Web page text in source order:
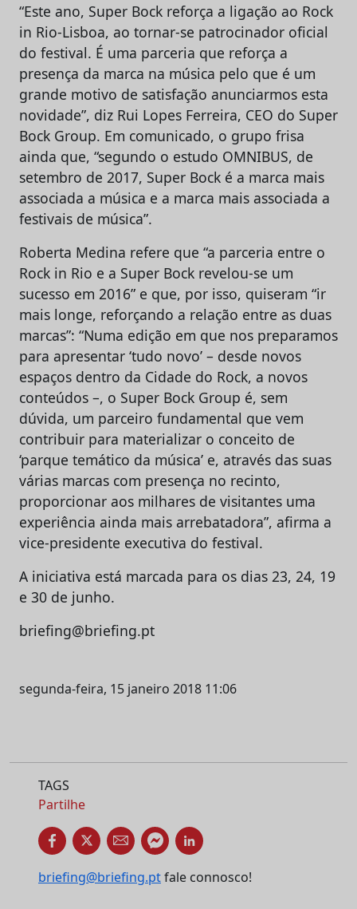
“Este ano, Super Bock reforça a ligação ao Rock
in Rio-Lisboa, ao tornar-se patrocinador oficial
do festival. É uma parceria que reforça a
presença da marca na música pelo que é um
grande motivo de satisfação anunciarmos esta
novidade”, diz Rui Lopes Ferreira, CEO do Super
Bock Group. Em comunicado, o grupo frisa
ainda que, “segundo o estudo OMNIBUS, de
setembro de 2017, Super Bock é a marca mais
associada a música e a marca mais associada a
festivais de música”.
Roberta Medina refere que “a parceria entre o
Rock in Rio e a Super Bock revelou-se um
sucesso em 2016” e que, por isso, quiseram “ir
mais longe, reforçando a relação entre as duas
marcas”: “Numa edição em que nos preparamos
para apresentar ‘tudo novo’ – desde novos
espaços dentro da Cidade do Rock, a novos
conteúdos –, o Super Bock Group é, sem
dúvida, um parceiro fundamental que vem
contribuir para materializar o conceito de
‘parque temático da música’ e, através das suas
várias marcas com presença no recinto,
proporcionar aos milhares de visitantes uma
experiência ainda mais arrebatadora”, afirma a
vice-presidente executiva do festival.
A iniciativa está marcada para os dias 23, 24, 19
e 30 de junho.
briefing@briefing.pt
segunda-feira, 15 janeiro 2018 11:06
TAGS
Partilhe
briefing@briefing.ptfale connosco!